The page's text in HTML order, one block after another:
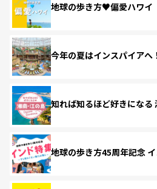
地球の歩き方♥偏愛ハワイ
今年の夏はインスパイアへ
知れば知るほど好きになる
地球の歩き方45周年記念